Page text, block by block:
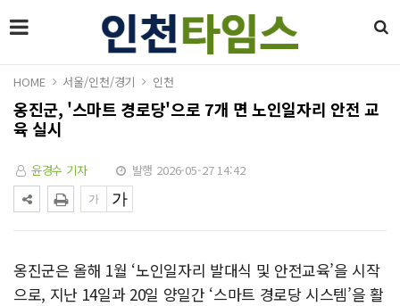
HOME 서울/인천/경기 인천
옹진군, '스마트 경로당'으로 7개 면 노인일자리 안전 교
육 실시
윤경수 기자 발행 2026-05-27 14:42
옹진군은 올해 1월 ‘노인일자리 발대식 및 안전교육’을 시작
으로, 지난 14일과 20일 양일간 ‘스마트 경로당 시스템’을 활